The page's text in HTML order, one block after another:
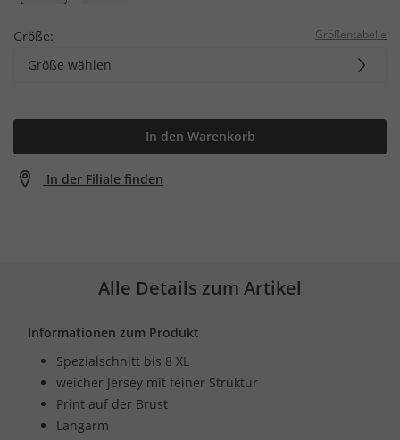
Größe: Größentabelle
Größe wählen
In den Warenkorb
In der Filiale finden
Alle Details zum Artikel
Informationen zum Produkt
Spezialschnitt bis 8 XL
weicher Jersey mit feiner Struktur
Print auf der Brust
Langarm